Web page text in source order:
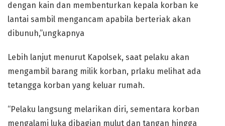
dengan kain dan membenturkan kepala korban ke
lantai sambil mengancam apabila berteriak akan
dibunuh,”ungkapnya
Lebih lanjut menurut Kapolsek, saat pelaku akan
mengambil barang milik korban, prlaku melihat ada
tetangga korban yang keluar rumah.
“Pelaku langsung melarikan diri, sementara korban
mengalami luka dibagian mulut dan tangan hingga